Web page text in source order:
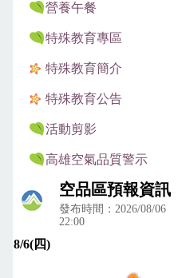
營養午餐
特殊教育專區
特殊教育簡介
特殊教育公告
活動剪影
高雄空氣品質警示